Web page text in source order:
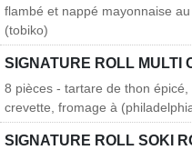
flambé et nappé mayonnaise
(tobiko)
SIGNATURE ROLL MULTI
8 pièces - tartare de thon
crevette, fromage à
SIGNATURE ROLL SOKI